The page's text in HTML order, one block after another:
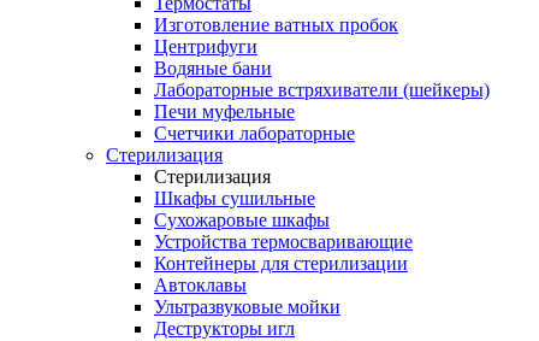
Изготовление ватных пробок
Центрифуги
Водяные бани
Лабораторные встряхиватели (шейкеры)
Печи муфельные
Счетчики лабораторные
Стерилизация
Стерилизация
Шкафы сушильные
Сухожаровые шкафы
Устройства термосваривающие
Контейнеры для стерилизации
Автоклавы
Ультразвуковые мойки
Деструкторы игл